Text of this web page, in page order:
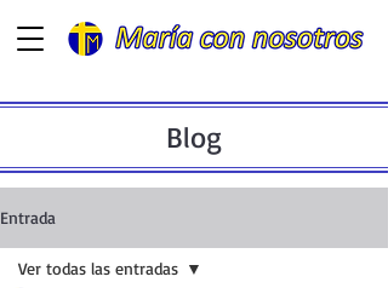
Blog
Entrada
Ver todas las entradas